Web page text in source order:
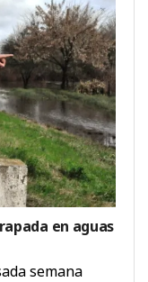
en aguas
semana